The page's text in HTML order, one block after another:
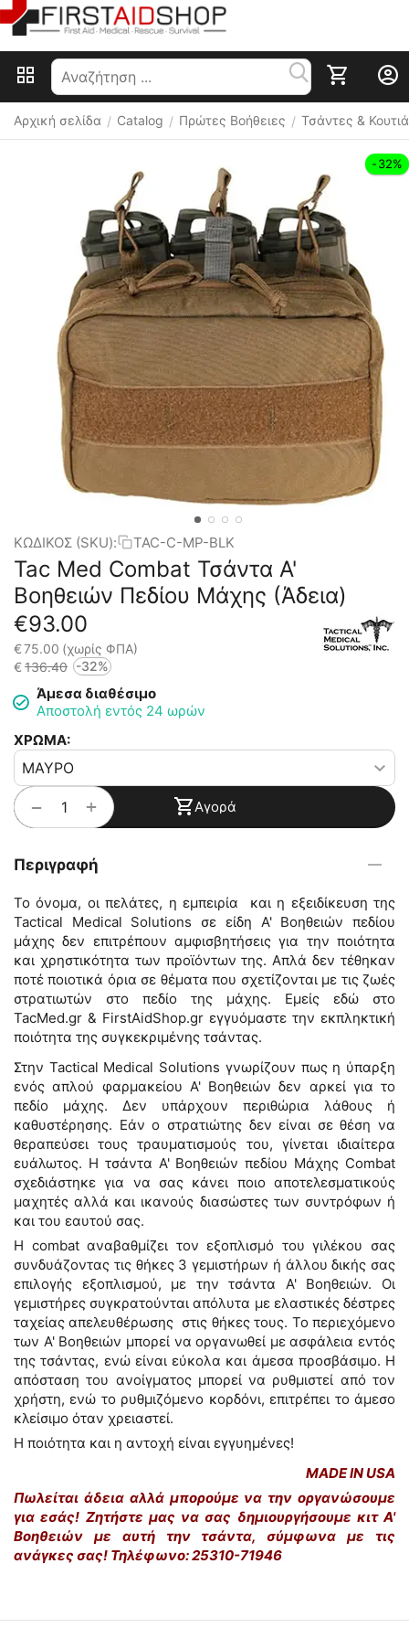
Αρχική σελίδα / Catalog / Πρώτες Βοήθειες / Τσάντες & Κουτιά
-32%
ΚΩΔΙΚΟΣ (SKU): TAC-C-MP-BLK
Tac Med Combat Τσάντα Α'
Βοηθειών Πεδίου Μάχης (Άδεια)
€93.00
€75.00 (χωρίς ΦΠΑ)
€136.40 -32%
Άμεσα διαθέσιμο
Αποστολή εντός 24 ωρών
ΧΡΩΜΑ:
+
− Αγορά
Περιγραφή
Το όνομα, οι πελάτες, η εμπειρία και η εξειδίκευση της
Tactical Medical Solutions σε είδη Α' Βοηθειών πεδίου
μάχης δεν επιτρέπουν αμφισβητήσεις για την ποιότητα
και χρηστικότητα των προϊόντων της. Απλά δεν τέθηκαν
ποτέ ποιοτικά όρια σε θέματα που σχετίζονται με τις ζωές
στρατιωτών στο πεδίο της μάχης. Εμείς εδώ στο
TacMed.gr & FirstAidShop.gr εγγυόμαστε την εκπληκτική
ποιότητα της συγκεκριμένης τσάντας.
Στην Tactical Medical Solutions γνωρίζουν πως η ύπαρξη
ενός απλού φαρμακείου Α' Βοηθειών δεν αρκεί για το
πεδίο μάχης. Δεν υπάρχουν περιθώρια λάθους ή
καθυστέρησης. Εάν ο στρατιώτης δεν είναι σε θέση να
θεραπεύσει τους τραυματισμούς του, γίνεται ιδιαίτερα
ευάλωτος. Η τσάντα Α' Βοηθειών πεδίου Μάχης Combat
σχεδιάστηκε για να σας κάνει ποιο αποτελεσματικούς
μαχητές αλλά και ικανούς διασώστες των συντρόφων ή
και του εαυτού σας.
Η combat αναβαθμίζει τον εξοπλισμό του γιλέκου σας
συνδυάζοντας τις θήκες 3 γεμιστήρων ή άλλου δικής σας
επιλογής εξοπλισμού, με την τσάντα Α' Βοηθειών. Οι
γεμιστήρες συγκρατούνται απόλυτα με ελαστικές δέστρες
ταχείας απελευθέρωσης στις θήκες τους. Το περιεχόμενο
των Α' Βοηθειών μπορεί να οργανωθεί με ασφάλεια εντός
της τσάντας, ενώ είναι εύκολα και άμεσα προσβάσιμο. Η
απόσταση του ανοίγματος μπορεί να ρυθμιστεί από τον
χρήστη, ενώ το ρυθμιζόμενο κορδόνι, επιτρέπει το άμεσο
κλείσιμο όταν χρειαστεί.
Η ποιότητα και η αντοχή είναι εγγυημένες!
MADE IN USA
Πωλείται άδεια αλλά μπορούμε να την οργανώσουμε
για εσάς! Ζητήστε μας να σας δημιουργήσουμε κιτ Α'
Βοηθειών με αυτή την τσάντα, σύμφωνα με τις
ανάγκες σας! Τηλέφωνο: 25310-71946